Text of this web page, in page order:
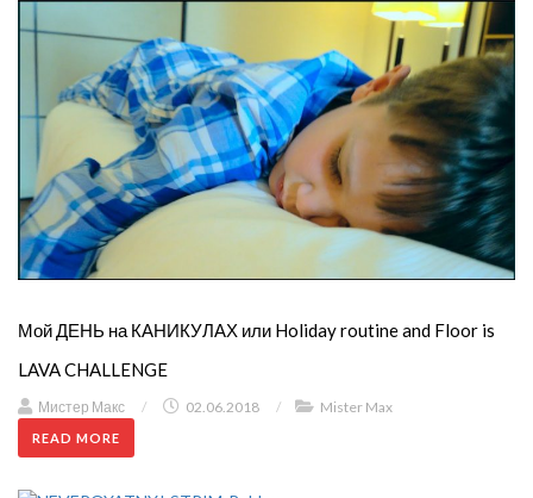
Мой ДЕНЬ на КАНИКУЛАХ или Holiday routine and Floor is
LAVA CHALLENGE
Мистер Макс / 02.06.2018 / Mister Max
READ MORE